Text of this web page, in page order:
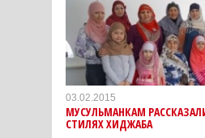
03.02.2015
МУСУЛЬМАНКАМ
СТИЛЯХ ХИДЖАБА